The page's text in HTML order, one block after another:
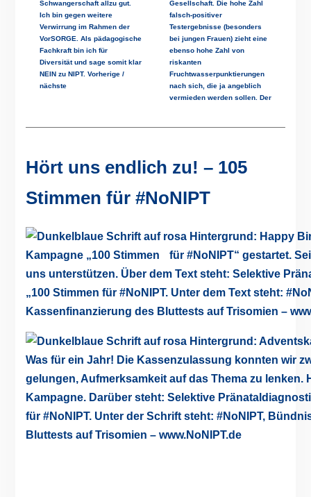
Schwangerschaft allzu gut.
Ich bin gegen weitere
Verwirrung im Rahmen der
VorSORGE. Als pädagogische
Fachkraft bin ich für
Diversität und sage somit klar
NEIN zu NIPT. Vorherige /
nächste
Gesellschaft. Die hohe Zahl
falsch-positiver
Testergebnisse (besonders
bei jungen Frauen) zieht eine
ebenso hohe Zahl von
riskanten
Fruchtwasserpunktierungen
nach sich, die ja angeblich
vermieden werden sollen. Der
Hört uns endlich zu! – 105
Stimmen für #NoNIPT